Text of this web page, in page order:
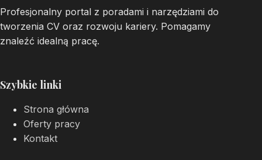
Profesjonalny portal z poradami i narzędziami do
tworzenia CV oraz rozwoju kariery. Pomagamy
znaleźć idealną pracę.
Szybkie linki
Strona główna
Oferty pracy
Kontakt